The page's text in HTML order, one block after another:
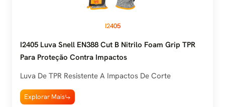
I2405
I2405 Luva Snell EN388 Cut B Nitrilo Foam Grip TPR
Para Proteção Contra Impactos
Luva De TPR Resistente A Impactos De Corte
Explorar Mais